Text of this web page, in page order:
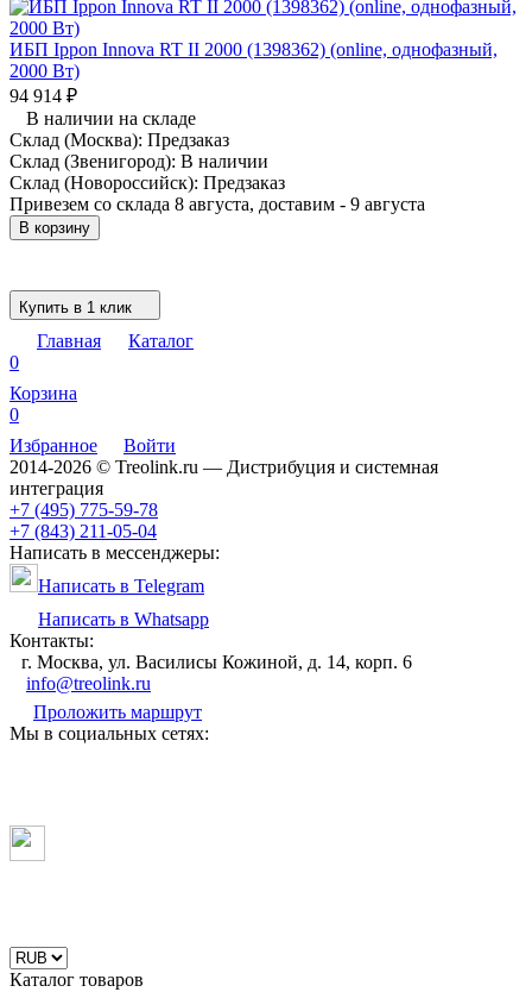
ИБП Ippon Innova RT II 2000 (1398362) (online, однофазный,
2000 Вт)
94 914 ₽
В наличии на складе
Склад (Москва): Предзаказ
Склад (Звенигород): В наличии
Склад (Новороссийск): Предзаказ
Привезем со склада 8 августа, доставим - 9 августа
В корзину
Купить в 1 клик
Главная
Каталог
0
Корзина
0
Избранное
Войти
2014-2026 © Treolink.ru — Дистрибуция и системная
интеграция
+7 (495) 775-59-78
+7 (843) 211-05-04
Написать в мессенджеры:
Написать в Telegram
Написать в Whatsapp
Контакты:
г. Москва, ул. Василисы Кожиной, д. 14, корп. 6
info@treolink.ru
Проложить маршрут
Мы в социальных сетях:
Каталог товаров